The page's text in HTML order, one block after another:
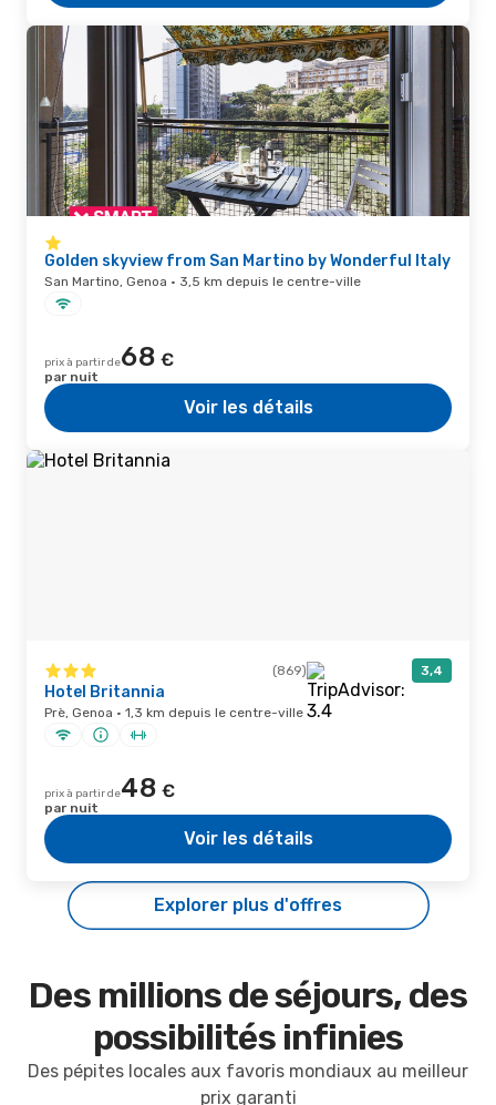
Golden skyview from San Martino by Wonderful Italy
San Martino, Genoa · 3,5 km depuis le centre-ville
prix à partir de68 €
par nuit
Voir les détails
(869) 3,4
Hotel Britannia
Prè, Genoa · 1,3 km depuis le centre-ville
prix à partir de48 €
par nuit
Voir les détails
Explorer plus d'offres
Des millions de séjours, des
possibilités infinies
Des pépites locales aux favoris mondiaux au meilleur
prix garanti